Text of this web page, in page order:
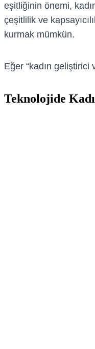
eşitliğinin önemi,
çeşitlilik ve
kurmak mümkün.
Eğer “kadın
Teknolojide